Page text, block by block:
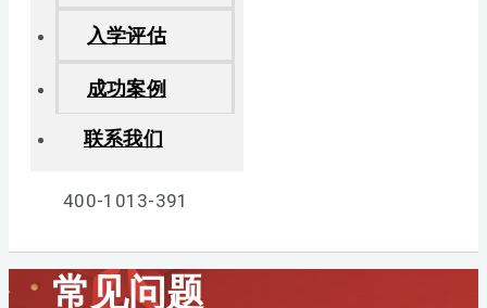
入学评估
成功案例
联系我们
400-1013-391
常见问题